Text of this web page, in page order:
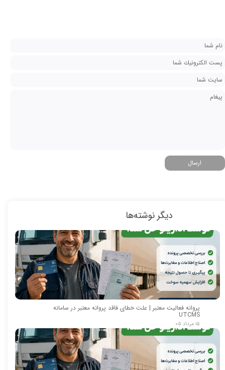
ارسال
دیگر نوشته‌ها
پروانه فعالیت معتبر | علت خطای فاقد پروانه معتبر در سامانه
UTCMS
۱۵ مرداد ۰۵